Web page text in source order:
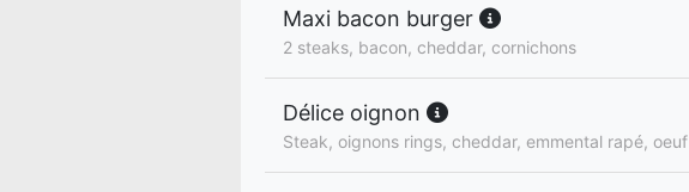
Maxi bacon burger
2 steaks, bacon, cheddar, cornichons
Délice oignon
Steak, oignons rings, cheddar, emmental rapé, oeuf